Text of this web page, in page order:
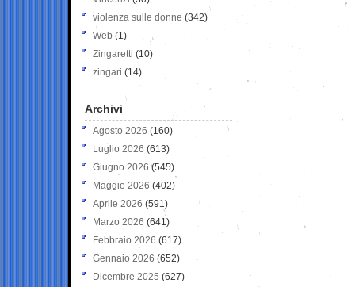
violenza sulle donne (342)
Web (1)
Zingaretti (10)
zingari (14)
Archivi
Agosto 2026 (160)
Luglio 2026 (613)
Giugno 2026 (545)
Maggio 2026 (402)
Aprile 2026 (591)
Marzo 2026 (641)
Febbraio 2026 (617)
Gennaio 2026 (652)
Dicembre 2025 (627)